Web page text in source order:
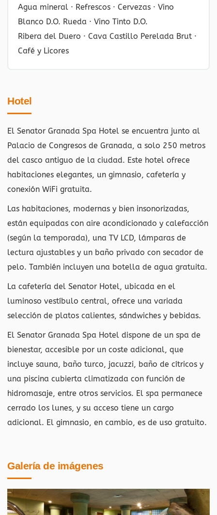
Agua mineral · Refrescos · Cervezas · Vino
Blanco D.O. Rueda · Vino Tinto D.O.
Ribera del Duero · Cava Castillo Perelada Brut ·
Café y Licores
Hotel
El Senator Granada Spa Hotel se encuentra junto al
Palacio de Congresos de Granada, a solo 250 metros
del casco antiguo de la ciudad. Este hotel ofrece
habitaciones elegantes, un gimnasio, cafetería y
conexión WiFi gratuita.
Las habitaciones, modernas y bien insonorizadas,
están equipadas con aire acondicionado y calefacción
(según la temporada), una TV LCD, lámparas de
lectura ajustables y un baño privado con secador de
pelo. También incluyen una botella de agua gratuita.
La cafetería del Senator Hotel, ubicada en el
luminoso vestíbulo central, ofrece una variada
selección de platos calientes, sándwiches y bebidas.
El Senator Granada Spa Hotel dispone de un spa de
bienestar, accesible por un coste adicional, que
incluye sauna, baño turco, jacuzzi, baño de cítricos y
una piscina cubierta climatizada con función de
hidromasaje, entre otros servicios. El spa permanece
cerrado los lunes, y su acceso tiene un cargo
adicional. El gimnasio, en cambio, es de uso gratuito.
Galería de imágenes